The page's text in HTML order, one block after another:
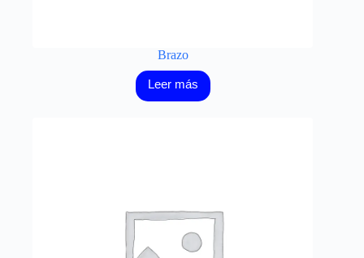
Brazo
Leer más